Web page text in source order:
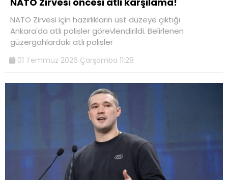
NATO Zirvesi için hazırlıkların üst düzeye çıktığı
Ankara'da atlı polisler görevlendirildi. Belirlenen
güzergahlardaki atlı polisler
01 Temmuz 2026 Çarşamba 11:28